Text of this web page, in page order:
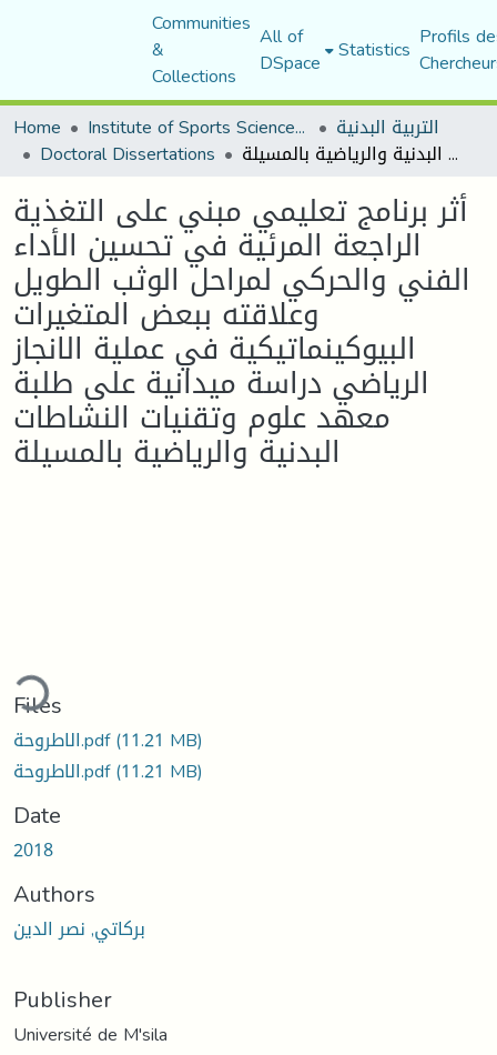
Communities
&
Collections
All of
DSpace Statistics Profils
Home
Institute of Sports Sciences and Techniques التربية البدنية
Doctoral Dissertations أثر برنامج تعليمي مبني على التغذية الراجعة المرئية في تحسين الأداء الفني والحركي لمراحل الوثب الطويل وعلاقته ببعض المتغيرات البيوكينماتيكية في عملية الانجاز الرياضي دراسة ميدانية على طلبة معهد علوم وتقنيات النشاطات البدنية والرياضية بالمسيلة
أثر برنامج تعليمي مبني على التغذية
الراجعة المرئية في تحسين الأداء
الفني والحركي لمراحل الوثب الطويل
وعلاقته ببعض المتغيرات
البيوكينماتيكية في عملية الانجاز
الرياضي دراسة ميدانية على طلبة
معهد علوم وتقنيات النشاطات
البدنية والرياضية بالمسيلة
Loading...
Files
الاطروحة.pdf(11.21 MB)
الاطروحة.pdf(11.21 MB)
Date
2018
Authors
بركاتي, نصر الدين
Publisher
Université de M'sila